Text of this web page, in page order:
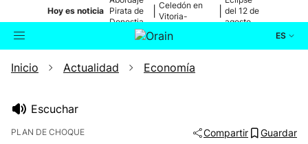
Hoy es noticia Pirata de
Donostia
Celedón en
Vitoria-
del 12 de
agosto
ES
Buscador Actualidad
Inicio Actualidad Economía
Escuchar
PLAN DE CHOQUE Compartir Guardar